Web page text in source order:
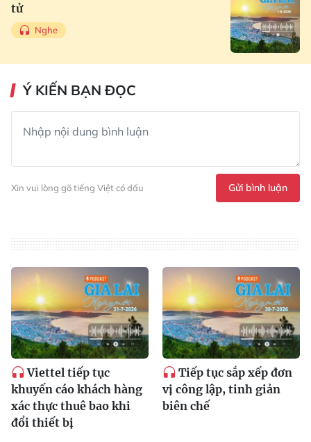
tử
Nghe
Ý KIẾN BẠN ĐỌC
Xin vui lòng gõ tiếng Việt có dấu Gửi bình luận
Viettel tiếp tục
khuyến cáo khách hàng
xác thực thuê bao khi
đổi thiết bị
Tiếp tục sắp xếp đơn
vị công lập, tinh giản
biên chế